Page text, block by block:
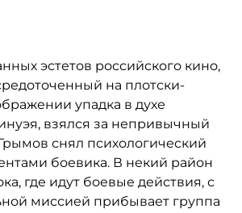
эстетов российского кино,
на плотски-
упадка в духе
взялся за непривычный
снял психологический
боевика. В некий район
где идут боевые действия, с
миссией прибывает группа